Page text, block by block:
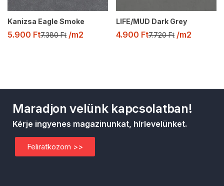
Kanizsa Eagle Smoke
5.900 Ft7.380Ft /m2
LIFE/MUD Dark Grey
4.900 Ft7.720Ft /m2
Maradjon velünk kapcsolatban!
Kérje ingyenes magazinunkat, hírlevelünket.
Feliratkozom >>